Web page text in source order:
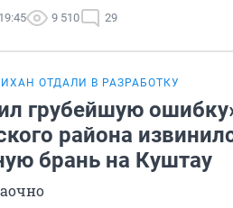
9 510 29
ОТДАЛИ В РАЗРАБОТКУ
грубейшую
района
брань на Куштау